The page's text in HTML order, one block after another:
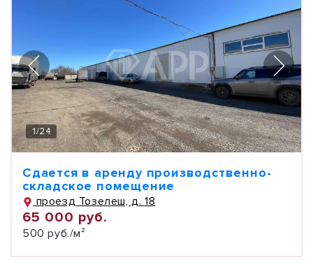
1/24
Сдается в аренду производственно-
складское помещение
проезд Тозелеш, д. 18
65 000 руб.
500 руб./м²